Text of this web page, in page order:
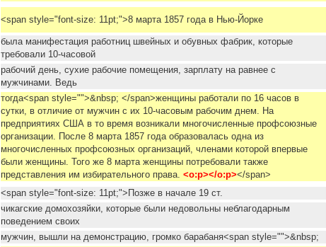
<span style="font-size: 11pt;">8 марта 1857 года в Нью-Йорке
была манифестация работниц швейных и обувных фабрик, которые
требовали 10-часовой
рабочий день, сухие рабочие помещения, зарплату на равнее с
мужчинами. Ведь
тогда<span style="">&nbsp; </span>женщины работали по 16 часов в
сутки, в отличие от мужчин с их 10-часовым рабочим днем. На
предприятиях США в то время возникали многочисленные профсоюзные
организации. После 8 марта 1857 года образовалась одна из
многочисленных профсоюзных организаций, членами которой впервые
были женщины. Того же 8 марта женщины потребовали также
представления им избирательного права. <o:p></o:p></span>
<span style="font-size: 11pt;">Позже в начале 19 ст.
чикагские домохозяйки, которые были недовольны неблагодарным
поведением своих
мужчин, вышли на демонстрацию, громко барабаня<span style="">&nbsp;